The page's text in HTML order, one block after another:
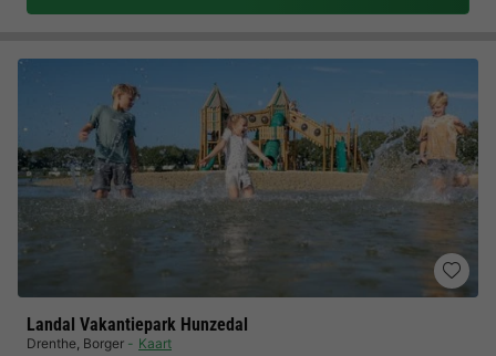
Landal Vakantiepark Hunzedal
Drenthe, Borger Kaart